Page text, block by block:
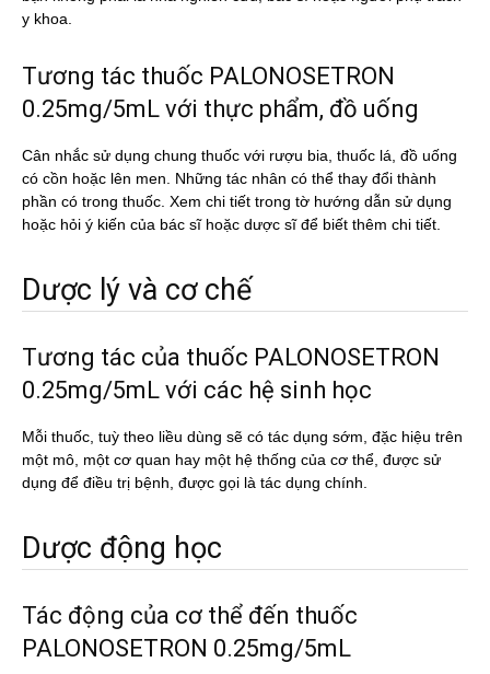
y khoa.
Tương tác thuốc PALONOSETRON
0.25mg/5mL với thực phẩm, đồ uống
Cân nhắc sử dụng chung thuốc với rượu bia, thuốc lá, đồ uống
có cồn hoặc lên men. Những tác nhân có thể thay đổi thành
phần có trong thuốc. Xem chi tiết trong tờ hướng dẫn sử dụng
hoặc hỏi ý kiến của bác sĩ hoặc dược sĩ để biết thêm chi tiết.
Dược lý và cơ chế
Tương tác của thuốc PALONOSETRON
0.25mg/5mL với các hệ sinh học
Mỗi thuốc, tuỳ theo liều dùng sẽ có tác dụng sớm, đặc hiệu trên
một mô, một cơ quan hay một hệ thống của cơ thể, được sử
dụng để điều trị bệnh, được gọi là tác dụng chính.
Dược động học
Tác động của cơ thể đến thuốc
PALONOSETRON 0.25mg/5mL